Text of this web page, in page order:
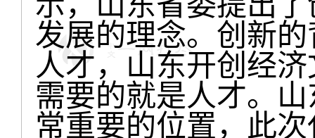
发展的理念。创新
人才，山东开创经
需要的就是人才。
常重要的位置，此